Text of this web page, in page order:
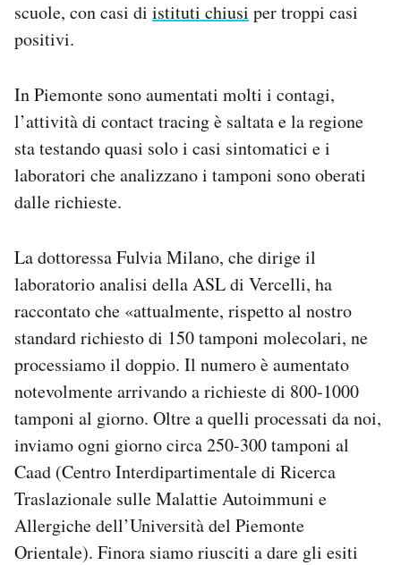
scuole, con casi di istituti chiusi per troppi casi
positivi.
In Piemonte sono aumentati molti i contagi,
l’attività di contact tracing è saltata e la regione
sta testando quasi solo i casi sintomatici e i
laboratori che analizzano i tamponi sono oberati
dalle richieste.
La dottoressa Fulvia Milano, che dirige il
laboratorio analisi della ASL di Vercelli, ha
raccontato che «attualmente, rispetto al nostro
standard richiesto di 150 tamponi molecolari, ne
processiamo il doppio. Il numero è aumentato
notevolmente arrivando a richieste di 800-1000
tamponi al giorno. Oltre a quelli processati da noi,
inviamo ogni giorno circa 250-300 tamponi al
Caad (Centro Interdipartimentale di Ricerca
Traslazionale sulle Malattie Autoimmuni e
Allergiche dell’Università del Piemonte
Orientale). Finora siamo riusciti a dare gli esiti